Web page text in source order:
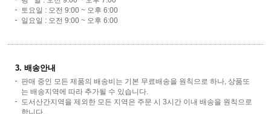
토요일 : 오전 9:00 ~ 오후 6:00
일요일 : 오전 9:00 ~ 오후 6:00
3. 배송안내
판매 중인 모든 제품의 배송비는 기본 무료배송을 원칙으로 하나, 상품또
는 배송지역에 따라 추가될 수 있습니다.
도서산간지역을 제외한 모든 지역은 주문 시 3시간 이내 배송을 원칙으로
합니다.